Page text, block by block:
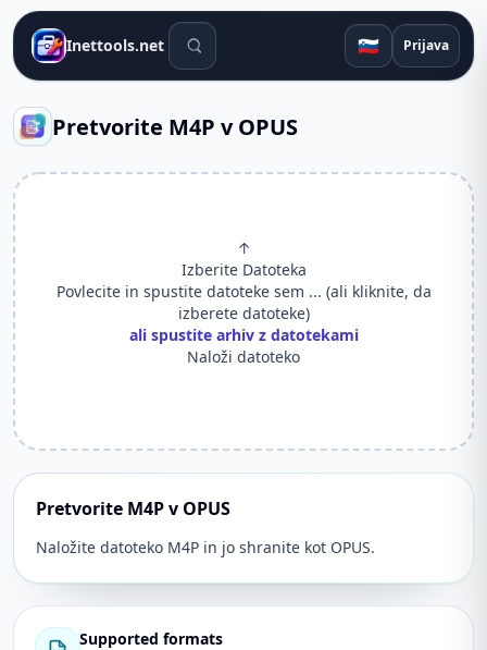
Inettools.net Orodja za iskanje 🇸🇮 Prijava
Pretvorite M4P v OPUS
↑
Izberite Datoteka
Povlecite in spustite datoteke sem ... (ali kliknite, da
izberete datoteke)
ali spustite arhiv z datotekami
Naloži datoteko
Pretvorite M4P v OPUS
Naložite datoteko M4P in jo shranite kot OPUS.
Supported formats